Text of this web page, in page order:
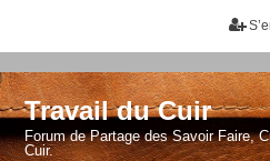
Travail du Cuir
Forum de Partage des Savoir Faire,
Cuir.